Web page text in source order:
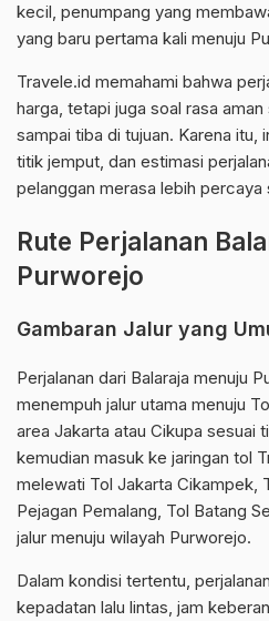
kecil, penumpang yang
yang baru pertama kali menuju
Travele.id memahami bahwa
harga, tetapi juga soal rasa
sampai tiba di tujuan. Karena itu,
titik jemput, dan estimasi
pelanggan merasa lebih percaya
Rute Perjalanan
Purworejo
Gambaran Jalur yang
Perjalanan dari Balaraja menuju
menempuh jalur utama menuju
area Jakarta atau Cikupa sesuai
kemudian masuk ke jaringan tol
melewati Tol Jakarta Cikampek,
Pejagan Pemalang, Tol Batang
jalur menuju wilayah Purworejo.
Dalam kondisi tertentu,
kepadatan lalu lintas, jam